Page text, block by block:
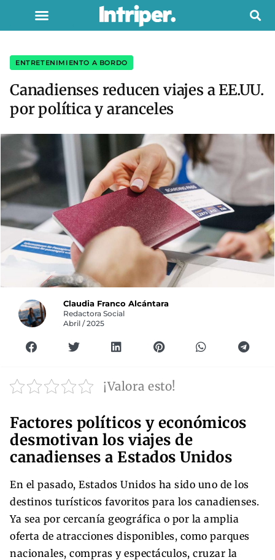
ENTRETENIMIENTO A BORDO
Canadienses reducen viajes a EE.UU.
por política y aranceles
Claudia Franco Alcántara
Redactora Social
Abril / 2025
¡Valora esto!
Factores políticos y económicos
desmotivan los viajes de
canadienses a Estados Unidos
En el pasado, Estados Unidos ha sido uno de los
destinos turísticos favoritos para los canadienses.
Ya sea por cercanía geográfica o por la amplia
oferta de atracciones disponibles, como parques
nacionales, compras y espectáculos, cruzar la